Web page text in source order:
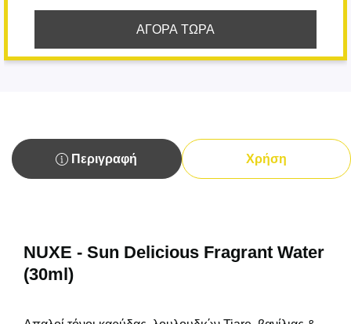
ΑΓΟΡΑ ΤΩΡΑ
Περιγραφή Χρήση
NUXE - Sun Delicious Fragrant Water
(30ml)